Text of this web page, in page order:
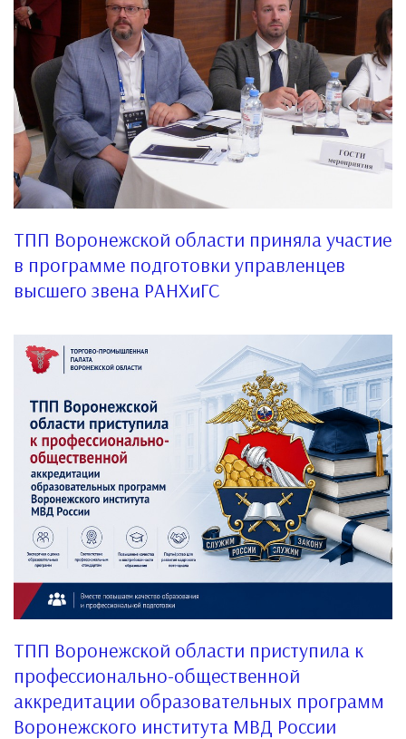
ТПП Воронежской области приняла участие
в программе подготовки управленцев
высшего звена РАНХиГС
ТПП Воронежской области приступила к
профессионально-общественной
аккредитации образовательных программ
Воронежского института МВД России